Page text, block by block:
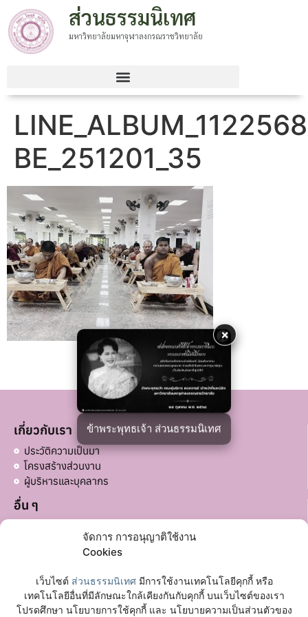
จัดการ การอนุญาติใช้งาน
Cookies
เว็บไซต์ ส่วนธรรมนิเทศมีการใช้งานเทคโนโลยีคุกกี้ หรือ
เทคโนโลยีอื่นที่มีลักษณะใกล้เคียงกันกับคุกกี้ บนเว็บไซต์ของเรา
โปรดศึกษา นโยบายการใช้คุกกี้ และ นโยบายความเป็นส่วนตัวของ
×
ข้าพระพุทธเจ้า ส่วนธรรมนิเทศ
ส่วนธรรมนิเทศ
มหาวิทยาลัยมหาจุฬาลงกรณราชวิทยาลัย
LINE_ALBUM_1122568
BE_251201_35
เกี่ยวกับเรา
ประวัติความเป็นมา
โครงสร้างส่วนงาน
ผู้บริหารและบุคลากร
อื่น ๆ
ลิงก์ที่เกี่ยวข้อง
มหาวิทยาลัยมหาจุฬาลงกรณราชวิทยาลัย
เฟซบุ๊กเพจ